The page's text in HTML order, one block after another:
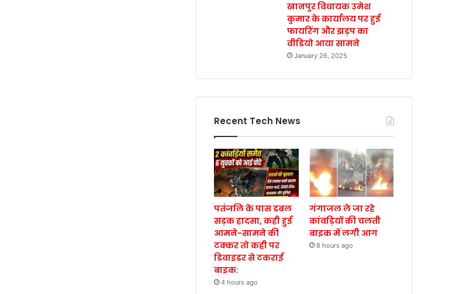
खानपुर विधायक उमेश
कुमार के कार्यालय पर हुई
फायरिंग और झड़प का
वीडियो आया सामने
January 26, 2025
Recent Tech News
पतंजलि के पास डबल
सड़क हादसा, कही हुई
आमने-सामने की
टक्कर तो कही पर
डिवाइडर से टकराई
बाइक:
4 hours ago
गंगाजल ले जा रहे
कांवड़ियों की चलती
बाइक में लगी आग
8 hours ago